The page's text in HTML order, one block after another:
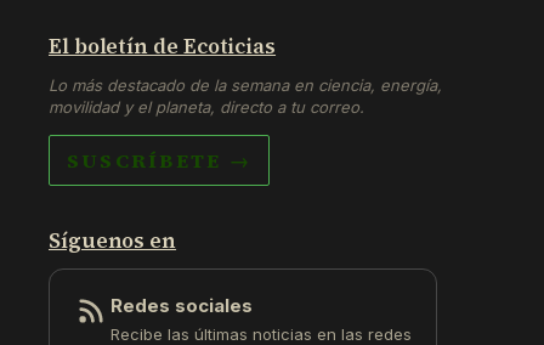
El boletín de Ecoticias
Lo más destacado de la semana en ciencia, energía,
movilidad y el planeta, directo a tu correo.
SUSCRÍBETE →
Síguenos en
Redes sociales
Recibe las últimas noticias en las redes